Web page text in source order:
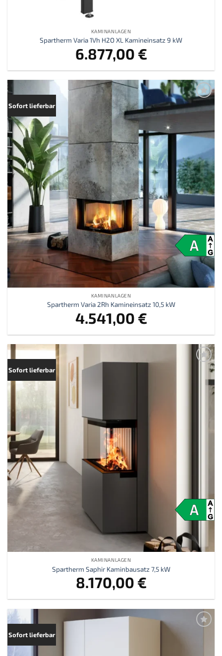
KAMINANLAGEN
Spartherm Varia 1Vh H2O XL Kamineinsatz 9 kW
6.877,00 €
Sofort lieferbar
Zur
Merkliste
KAMINANLAGEN
Spartherm Varia 2Rh Kamineinsatz 10,5 kW
4.541,00 €
Sofort lieferbar
hinzufügen
KAMINANLAGEN
Spartherm Saphir Kaminbausatz 7,5 kW
8.170,00 €
Sofort lieferbar